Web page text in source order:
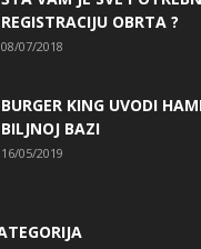
REGISTRACIJU OBRTA ?
08/07/2018
BURGER KING UVODI
BILJNOJ BAZI
16/05/2019